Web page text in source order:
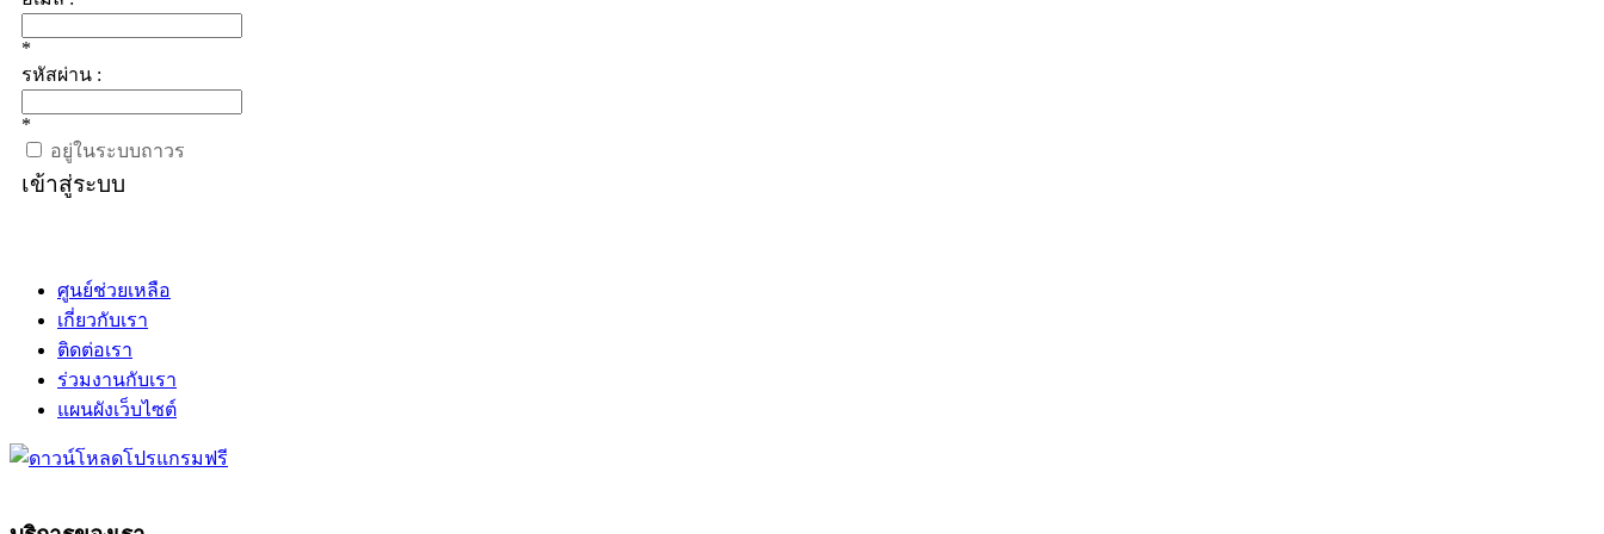
*
รหัสผ่าน :
*
อยู่ในระบบถาวร
เข้าสู่ระบบ
ศูนย์ช่วยเหลือ
เกี่ยวกับเรา
ติดต่อเรา
ร่วมงานกับเรา
แผนผังเว็บไซต์